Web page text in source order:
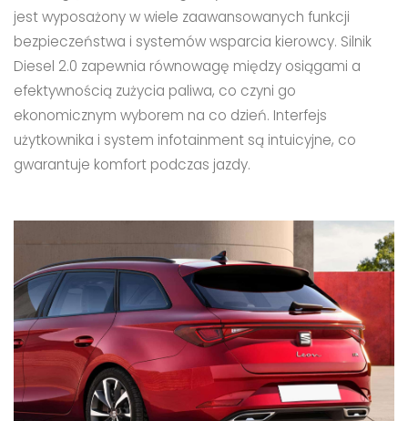
jest wyposażony w wiele zaawansowanych funkcji
bezpieczeństwa i systemów wsparcia kierowcy. Silnik
Diesel 2.0 zapewnia równowagę między osiągami a
efektywnością zużycia paliwa, co czyni go
ekonomicznym wyborem na co dzień. Interfejs
użytkownika i system infotainment są intuicyjne, co
gwarantuje komfort podczas jazdy.